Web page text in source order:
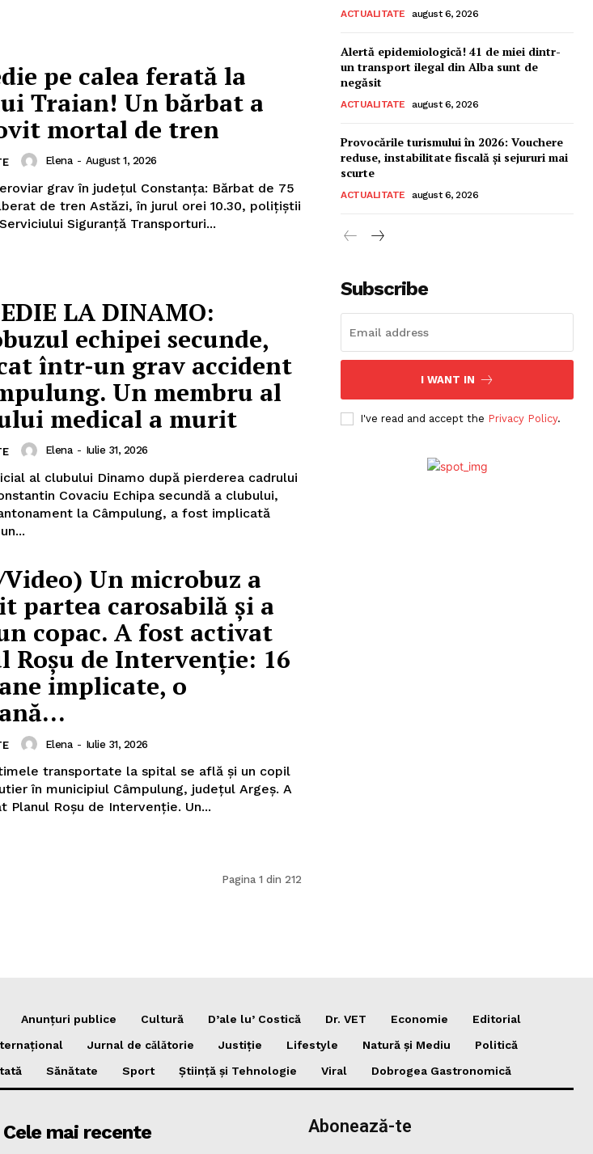
StirileMedia.ro
Contactați-ne
Fii reporter
pe calea ferată la
Traian! Un bărbat a
mortal de tren
Elena - August 1, 2026
grav în județul Constanța: Bărbat de 75
în jurul orei 10.30, polițiștii
Siguranță Transporturi...
LA DINAMO:
echipei secunde,
într-un grav accident
Un membru al
medical a murit
Elena - Iulie 31, 2026
al clubului Dinamo după pierderea cadrului
Echipa secundă a clubului,
la Câmpulung, a fost implicată
Un microbuz a
partea carosabilă și a
copac. A fost activat
Roșu de Intervenție: 16
implicate, o
Elena - Iulie 31, 2026
transportate la spital se află și un copil
în municipiul Câmpulung, județul Argeș. A
Planul Roșu de Intervenție. Un...
Pagina 1 din 212
ACTUALITATE august 6, 2026
Alertă epidemiologică! 41 de miei dintr-
un transport ilegal din Alba sunt de
negăsit
ACTUALITATE august 6, 2026
Provocările turismului în 2026: Vouchere
reduse, instabilitate fiscală și sejururi mai
scurte
ACTUALITATE august 6, 2026
Subscribe
I WANT IN
I've read and accept the Privacy Policy.
Anunțuri publice Cultură D’ale lu’ Costică Dr. VET Economie
Editorial
Jurnal de cǎlǎtorie Justiție Lifestyle Natură și Mediu
Politică
Sănătate Sport Știință și Tehnologie Viral Dobrogea Gastronomică
Cele mai recente Abonează-te